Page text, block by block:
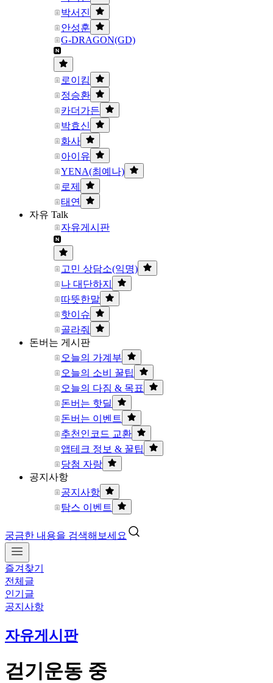
박서진
안성훈
G-DRAGON(GD)
로이킴
정승환
카더가든
박효신
화사
아이유
YENA(최예나)
로제
태연
자유 Talk
자유게시판
고민 상담소(익명)
나 대단하지
따뜻한말
핫이슈
골라줘
돈버는 게시판
오늘의 가계부
오늘의 소비 꿀팁
오늘의 다짐 & 목표
돈버는 핫딜
돈버는 이벤트
추천인코드 교환
앱테크 정보 & 꿀팁
당첨 자랑
공지사항
공지사항
탐스 이벤트
궁금한 내용을 검색해보세요
즐겨찾기
전체글
인기글
공지사항
자유게시판
걷기운동 중